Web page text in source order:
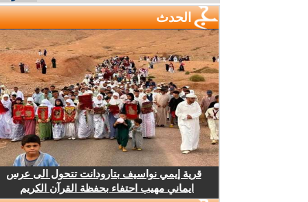
الحدث
قرية إيمي نواسيف بتارودانت تتحول الى عرس
ايماني مهيب احتفاء بحفظة القرآن الكريم